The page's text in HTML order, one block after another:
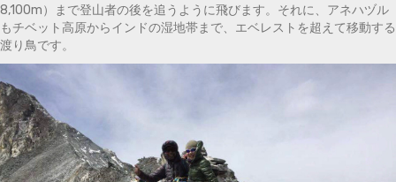
8,100m）まで登山者の後を追うように飛びます。それに、アネハヅル
もチベット高原からインドの湿地帯まで、エベレストを超えて移動する
渡り鳥です。